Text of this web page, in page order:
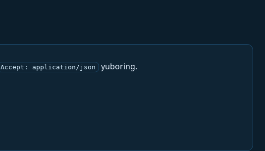
Accept: application/json
yuboring.